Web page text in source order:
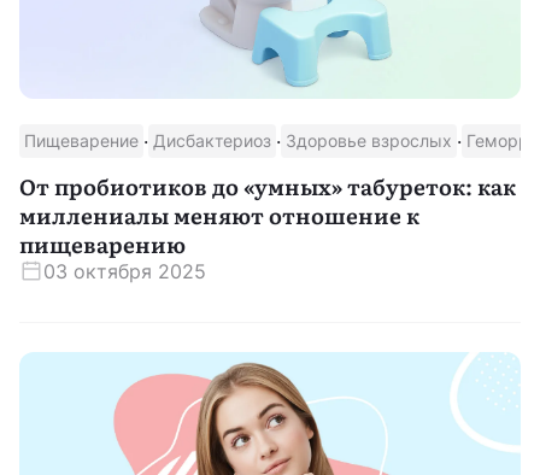
Пищеварение · Дисбактериоз · Здоровье взрослых ·
От пробиотиков до «умных» табуреток: как
миллениалы меняют отношение к
пищеварению
03 октября 2025